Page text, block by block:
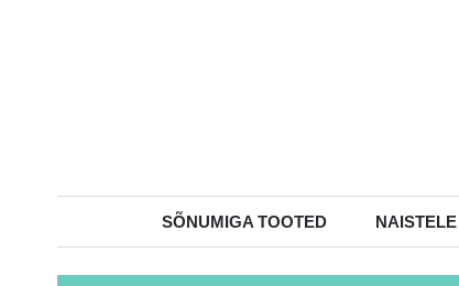
SÕNUMIGA TOOTED NAISTELE